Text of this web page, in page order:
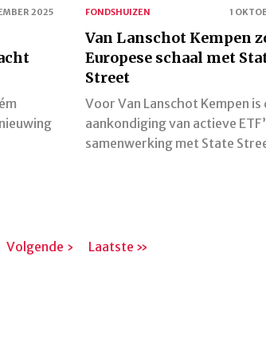
2025 FONDSHUIZEN 1
Van Lanschot Kempen
Europese schaal met
Street
Voor Van Lanschot Kempen is
aankondiging van actieve
samenwerking met State
Volgende
Volgende ›
Laatste
Laatste »